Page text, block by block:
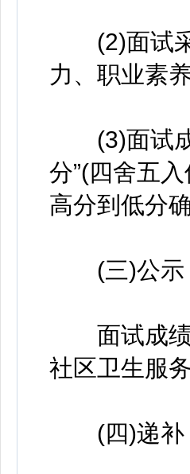
(2)面试采
力、职业素
(3)面试成
分”(四舍五
高分到低分
(三)公示
面试成绩
社区卫生服
(四)递补